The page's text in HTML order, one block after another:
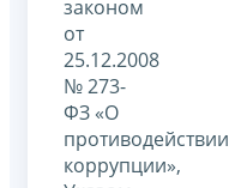
законом
от
25.12.2008
№ 273-
ФЗ «О
противодействии
коррупции»,